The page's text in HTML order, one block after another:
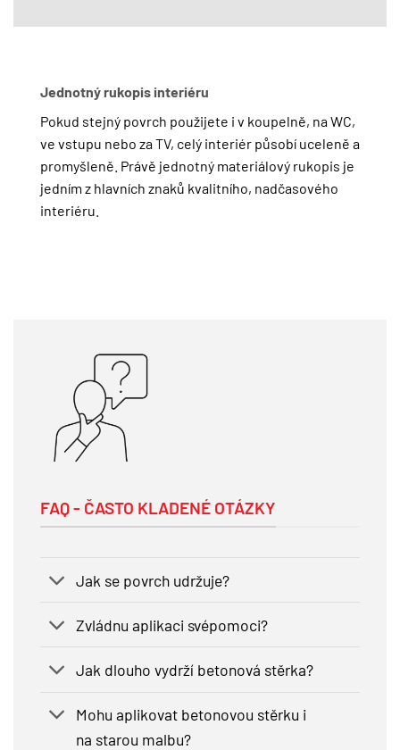
Jednotný rukopis interiéru
Pokud stejný povrch použijete i v koupelně, na WC,
ve vstupu nebo za TV, celý interiér působí uceleně a
promyšleně. Právě jednotný materiálový rukopis je
jedním z hlavních znaků kvalitního, nadčasového
interiéru.
FAQ - ČASTO KLADENÉ OTÁZKY
Jak se povrch udržuje?
Zvládnu aplikaci svépomoci?
Jak dlouho vydrží betonová stěrka?
Mohu aplikovat betonovou stěrku i
na starou malbu?